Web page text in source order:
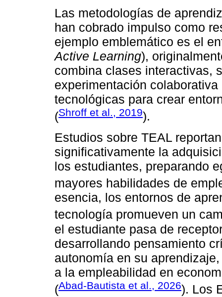
Las metodologías de
han cobrado impulso como
ejemplo emblemático es el
Active Learning),
combina clases interactivas,
experimentación
tecnológicas para crear
(Shroff et al., 2019).
Estudios sobre TEAL
significativamente la
los estudiantes, preparando
mayores habilidades de
esencia, los entornos de
tecnología promueven un
el estudiante pasa de
desarrollando pensamiento
autonomía en su
a la empleabilidad en
(Abad-Bautista et al., 2026). Los